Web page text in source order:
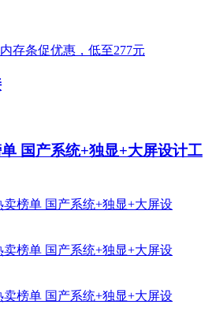
国产系统+独显+大屏设计工